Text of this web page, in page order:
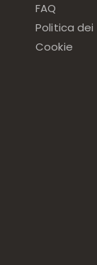
FAQ
Politica dei
Cookie